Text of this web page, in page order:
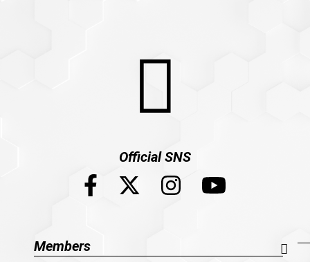
Official SNS
Members